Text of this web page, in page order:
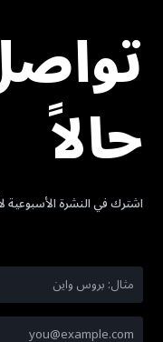
حالاً
اشترك في النشرة